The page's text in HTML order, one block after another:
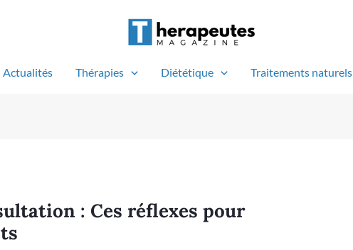
Actualités Thérapies Diététique Traitements naturels
: Ces réflexes pour